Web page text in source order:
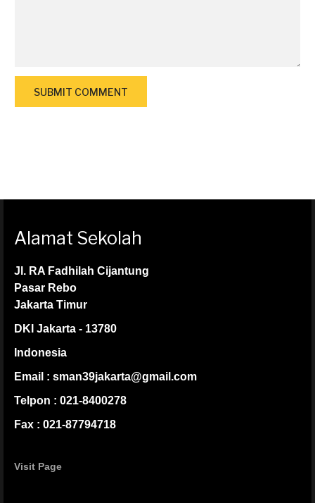
Alamat Sekolah
Jl. RA Fadhilah Cijantung
Pasar Rebo
Jakarta Timur
DKI Jakarta - 13780
Indonesia
Email : sman39jakarta@gmail.com
Telpon : 021-8400278
Fax : 021-87794718
Visit Page